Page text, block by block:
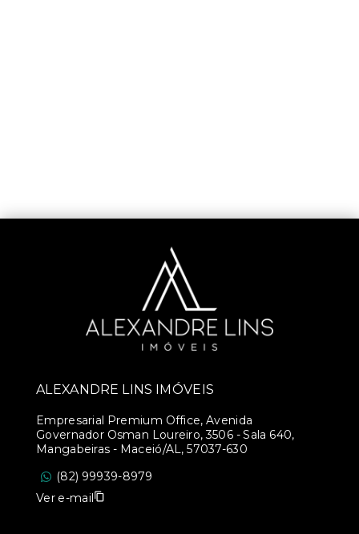
ALEXANDRE LINS IMÓVEIS
Empresarial Premium Office, Avenida
Governador Osman Loureiro, 3506 - Sala 640,
Mangabeiras - Maceió/AL, 57037-630
(82) 99939-8979
Ver e-mail